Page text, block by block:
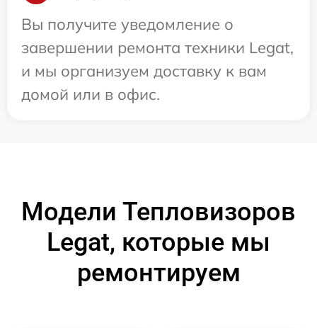
Вы получите уведомление о
завершении ремонта техники Legat,
и мы организуем доставку к вам
домой или в офис.
Модели Тепловизоров
Legat, которые мы
ремонтируем